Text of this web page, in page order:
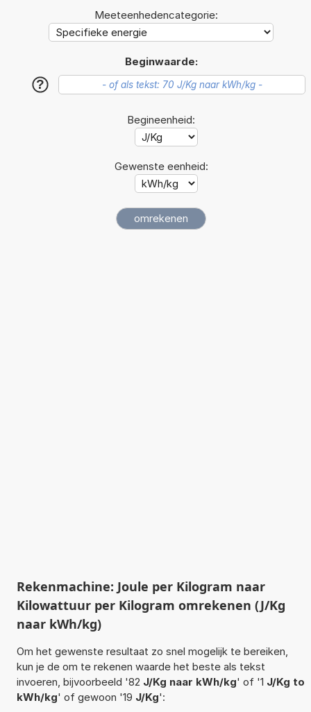
Meeteenhedencategorie:
Beginwaarde:
?
Begineenheid:
Gewenste eenheid:
Rekenmachine: Joule per Kilogram naar
Kilowattuur per Kilogram omrekenen (J/Kg
naar kWh/kg)
Om het gewenste resultaat zo snel mogelijk te bereiken,
kun je de om te rekenen waarde het beste als tekst
invoeren, bijvoorbeeld '82 J/Kg naar kWh/kg' of '1 J/Kg to
kWh/kg' of gewoon '19 J/Kg':